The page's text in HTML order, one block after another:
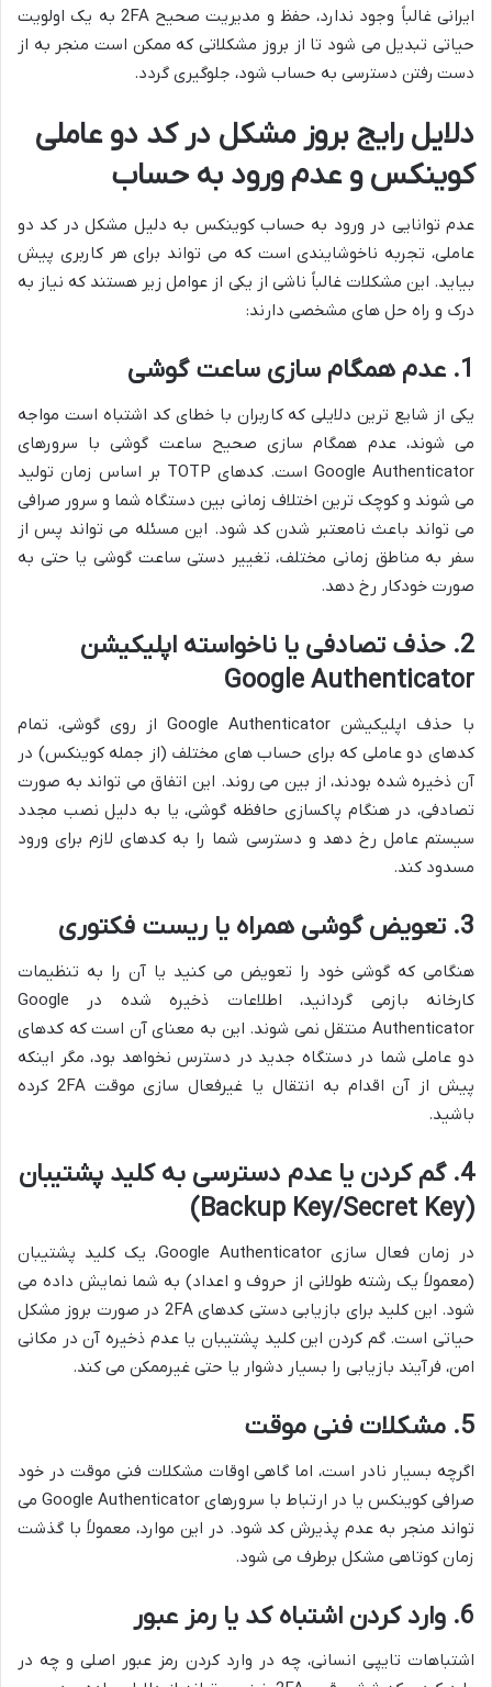
ایرانی غالباً وجود ندارد، حفظ و مدیریت صحیح 2FA به یک اولویت
حیاتی تبدیل می شود تا از بروز مشکلاتی که ممکن است منجر به از
دست رفتن دسترسی به حساب شود، جلوگیری گردد.
دلایل رایج بروز مشکل در کد دو عاملی
کوینکس و عدم ورود به حساب
عدم توانایی در ورود به حساب کوینکس به دلیل مشکل در کد دو
عاملی، تجربه ناخوشایندی است که می تواند برای هر کاربری پیش
بیاید. این مشکلات غالباً ناشی از یکی از عوامل زیر هستند که نیاز به
درک و راه حل های مشخصی دارند:
1. عدم همگام سازی ساعت گوشی
یکی از شایع ترین دلایلی که کاربران با خطای کد اشتباه است مواجه
می شوند، عدم همگام سازی صحیح ساعت گوشی با سرورهای
Google Authenticator است. کدهای TOTP بر اساس زمان تولید
می شوند و کوچک ترین اختلاف زمانی بین دستگاه شما و سرور صرافی
می تواند باعث نامعتبر شدن کد شود. این مسئله می تواند پس از
سفر به مناطق زمانی مختلف، تغییر دستی ساعت گوشی یا حتی به
صورت خودکار رخ دهد.
2. حذف تصادفی یا ناخواسته اپلیکیشن
Google Authenticator
با حذف اپلیکیشن Google Authenticator از روی گوشی، تمام
کدهای دو عاملی که برای حساب های مختلف (از جمله کوینکس) در
آن ذخیره شده بودند، از بین می روند. این اتفاق می تواند به صورت
تصادفی، در هنگام پاکسازی حافظه گوشی، یا به دلیل نصب مجدد
سیستم عامل رخ دهد و دسترسی شما را به کدهای لازم برای ورود
مسدود کند.
3. تعویض گوشی همراه یا ریست فکتوری
هنگامی که گوشی خود را تعویض می کنید یا آن را به تنظیمات
کارخانه بازمی گردانید، اطلاعات ذخیره شده در Google
Authenticator منتقل نمی شوند. این به معنای آن است که کدهای
دو عاملی شما در دستگاه جدید در دسترس نخواهد بود، مگر اینکه
پیش از آن اقدام به انتقال یا غیرفعال سازی موقت 2FA کرده
باشید.
4. گم کردن یا عدم دسترسی به کلید پشتیبان
(Backup Key/Secret Key)
در زمان فعال سازی Google Authenticator، یک کلید پشتیبان
(معمولاً یک رشته طولانی از حروف و اعداد) به شما نمایش داده می
شود. این کلید برای بازیابی دستی کدهای 2FA در صورت بروز مشکل
حیاتی است. گم کردن این کلید پشتیبان یا عدم ذخیره آن در مکانی
امن، فرآیند بازیابی را بسیار دشوار یا حتی غیرممکن می کند.
5. مشکلات فنی موقت
اگرچه بسیار نادر است، اما گاهی اوقات مشکلات فنی موقت در خود
صرافی کوینکس یا در ارتباط با سرورهای Google Authenticator می
تواند منجر به عدم پذیرش کد شود. در این موارد، معمولاً با گذشت
زمان کوتاهی مشکل برطرف می شود.
6. وارد کردن اشتباه کد یا رمز عبور
اشتباهات تایپی انسانی، چه در وارد کردن رمز عبور اصلی و چه در